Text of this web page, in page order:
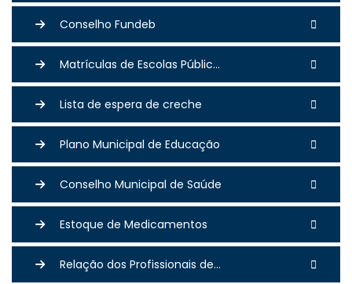
Conselho Fundeb
Matrículas de Escolas Públic...
Lista de espera de creche
Plano Municipal de Educação
Conselho Municipal de Saúde
Estoque de Medicamentos
Relação dos Profissionais de...